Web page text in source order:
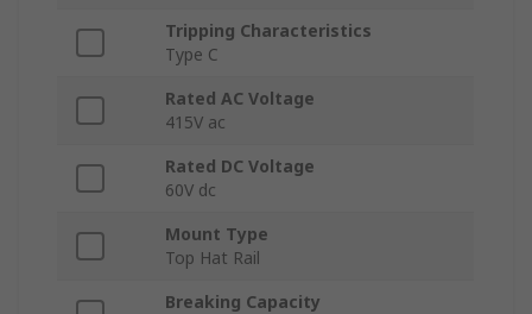
Tripping Characteristics
Type C
Rated AC Voltage
415V ac
Rated DC Voltage
60V dc
Mount Type
Top Hat Rail
Breaking Capacity